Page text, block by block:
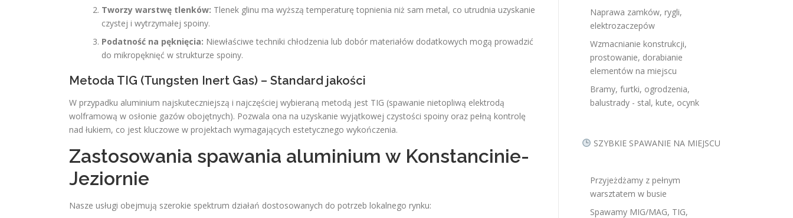
Tworzy warstwę tlenków: Tlenek glinu ma wyższą temperaturę topnienia niż sam metal, co utrudnia uzyskanie
czystej i wytrzymałej spoiny.
Podatność na pęknięcia: Niewłaściwe techniki chłodzenia lub dobór materiałów dodatkowych mogą prowadzić
do mikropęknięć w strukturze spoiny.
Metoda TIG (Tungsten Inert Gas) – Standard jakości
W przypadku aluminium najskuteczniejszą i najczęściej wybieraną metodą jest TIG (spawanie nietopliwą elektrodą
wolframową w osłonie gazów obojętnych). Pozwala ona na uzyskanie wyjątkowej czystości spoiny oraz pełną kontrolę
nad łukiem, co jest kluczowe w projektach wymagających estetycznego wykończenia.
Zastosowania spawania aluminium w Konstancinie-
Jeziornie
Nasze usługi obejmują szerokie spektrum działań dostosowanych do potrzeb lokalnego rynku:
Naprawa zamków, rygli,
elektrozaczepów
Wzmacnianie konstrukcji,
prostowanie, dorabianie
elementów na miejscu
Bramy, furtki, ogrodzenia,
balustrady - stal, kute, ocynk
SZYBKIE SPAWANIE NA MIEJSCU
Przyjeżdżamy z pełnym
warsztatem w busie
Spawamy MIG/MAG, TIG,